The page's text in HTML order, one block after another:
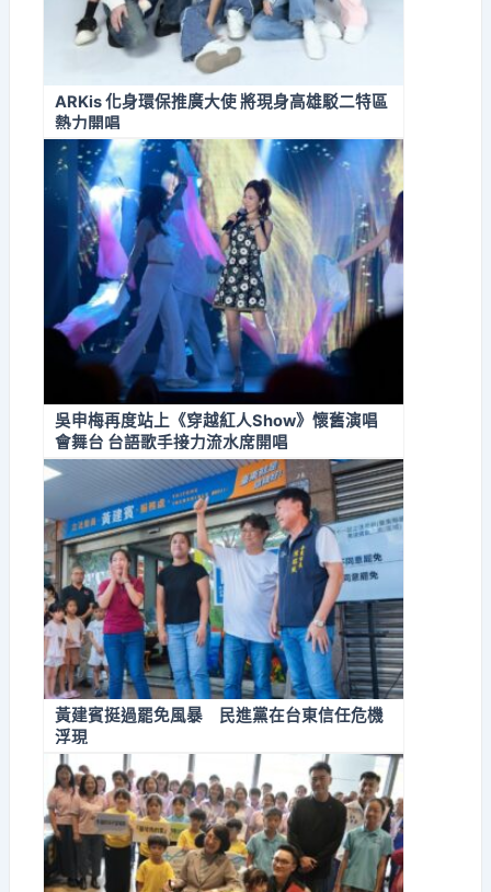
ARKis 化身環保推廣大使 將現身高雄駁二特區
熱力開唱
吳申梅再度站上《穿越紅人Show》懷舊演唱
會舞台 台語歌手接力流水席開唱
黃建賓挺過罷免風暴 民進黨在台東信任危機
浮現